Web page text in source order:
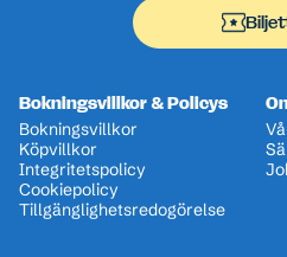
Bokningsvillkor & Policys
Bokningsvillkor
Köpvillkor
Integritetspolicy
Cookiepolicy
Tillgänglighetsredogörelse